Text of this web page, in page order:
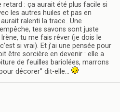
retard : ça aurait été plus facile si
les autres huiles et pas en
ralenti la trace…Une
tes savons sont juste
tu me fais rêver (je dois le
si vrai). Et j’ai une pensée pour
être sorcière en devenir : elle a
de feuilles bariolées, marrons
décorer” dit-elle…